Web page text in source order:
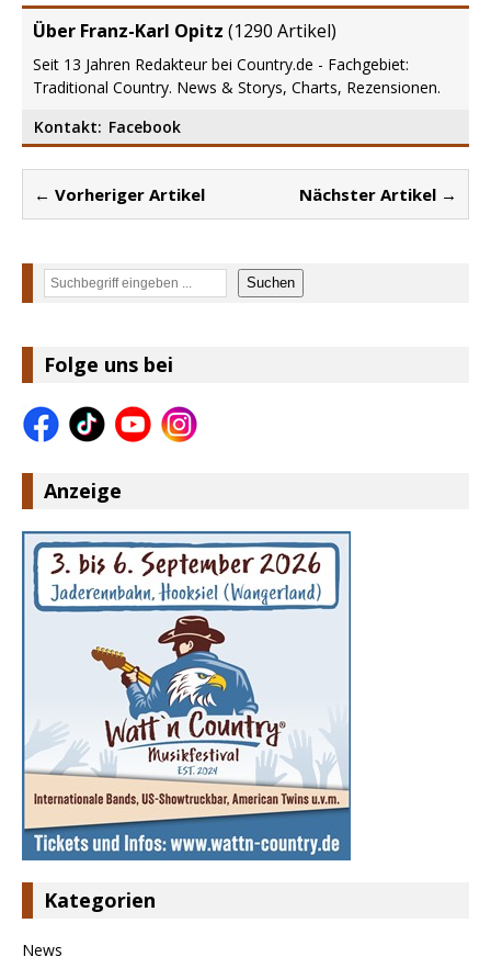
Über Franz-Karl Opitz (1290 Artikel)
Seit 13 Jahren Redakteur bei Country.de - Fachgebiet:
Traditional Country. News & Storys, Charts, Rezensionen.
Kontakt: Facebook
← Vorheriger Artikel Nächster Artikel →
Suchen Suchen
Folge uns bei
Anzeige
Kategorien
News